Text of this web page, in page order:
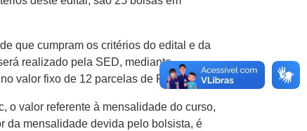
que cumpram os critérios do edital e da
realizado pela SED, mediante
valor fixo de 12 parcelas de R$ 850,00.
o valor referente à mensalidade do curso,
da mensalidade devida pelo bolsista, é